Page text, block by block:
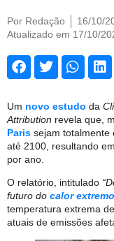
Por Redação
16/10/
Atualizado em 17/10/
Um novo estudo da
Attribution revela que,
Paris sejam totalmente
até 2100, resultando
por ano.
O relatório, intitulado
futuro do calor extremo
temperatura extrema
atuais de emissões